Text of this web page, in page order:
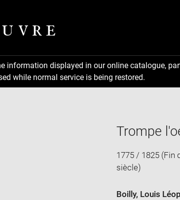
information displayed in our online catalogue,
while normal service is being restored.
Trompe
1775 / 1825 (Fin
siècle)
Boilly, Louis